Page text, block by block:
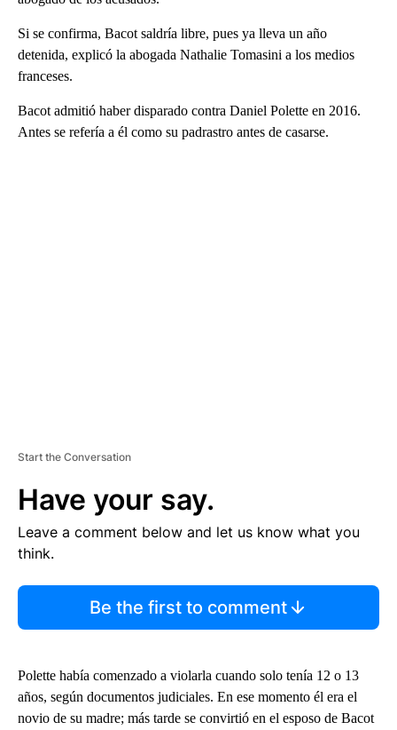
Si se confirma, Bacot saldría libre, pues ya lleva un año
detenida, explicó la abogada Nathalie Tomasini a los medios
franceses.
Bacot admitió haber disparado contra Daniel Polette en 2016.
Antes se refería a él como su padrastro antes de casarse.
Start the Conversation
Have your say.
Leave a comment below and let us know what you
think.
Be the first to comment
Polette había comenzado a violarla cuando solo tenía 12 o 13
años, según documentos judiciales. En ese momento él era el
novio de su madre; más tarde se convirtió en el esposo de Bacot